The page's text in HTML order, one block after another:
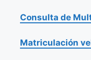
Consulta de
Matriculación